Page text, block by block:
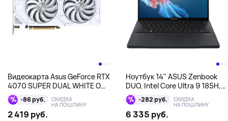
Видеокарта Asus GeForce RTX
4070 SUPER DUAL WHITE OC
12GB GDDR6X
-86 руб. СКИДКА
НА ПОШЛИНУ
2 419 руб.
Ноутбук 14" ASUS Zenbook
DUO, Intel Core Ultra 9 185H,
32Гб/1 Тб, черный
-282 руб. СКИДКА
НА ПОШЛИНУ
6 335 руб.